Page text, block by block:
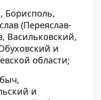
Борисполь,
(Переяслав-
Васильковский,
и
области;
и